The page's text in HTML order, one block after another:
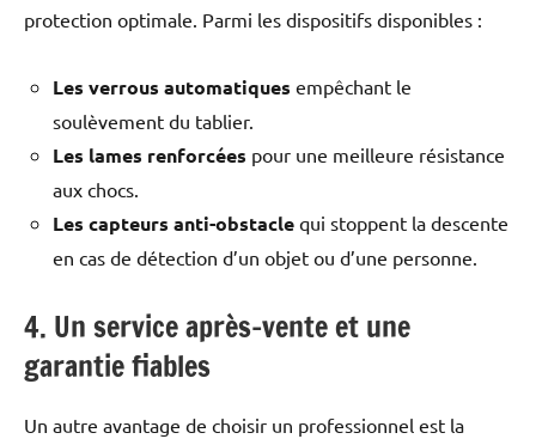
protection optimale. Parmi les dispositifs disponibles :
Les verrous automatiques empêchant le
soulèvement du tablier.
Les lames renforcées pour une meilleure résistance
aux chocs.
Les capteurs anti-obstacle qui stoppent la descente
en cas de détection d’un objet ou d’une personne.
4. Un service après-vente et une
garantie fiables
Un autre avantage de choisir un professionnel est la